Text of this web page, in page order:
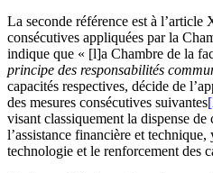
La seconde référence est à
consécutives appliquées par la
indique que « [l]a Chambre de la
principe des responsabilités
capacités respectives, décide de
des mesures consécutives suivantes
visant classiquement la dispense de
l’assistance financière et
technologie et le renforcement des